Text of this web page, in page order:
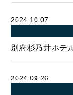
SELL
DEVELOP
2024.10.07
別府杉乃井ホテ
2024.09.26